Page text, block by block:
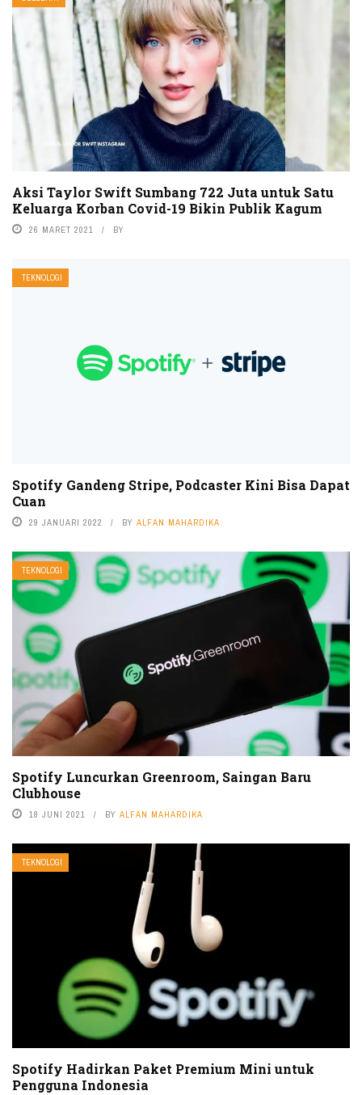
Aksi Taylor Swift Sumbang 722 Juta untuk Satu
Keluarga Korban Covid-19 Bikin Publik Kagum
26 MARET 2021 BY
TEKNOLOGI
Spotify Gandeng Stripe, Podcaster Kini Bisa Dapat
Cuan
29 JANUARI 2022 BY ALFAN MAHARDIKA
TEKNOLOGI
Spotify Luncurkan Greenroom, Saingan Baru
Clubhouse
18 JUNI 2021 BY ALFAN MAHARDIKA
TEKNOLOGI
Spotify Hadirkan Paket Premium Mini untuk
Pengguna Indonesia